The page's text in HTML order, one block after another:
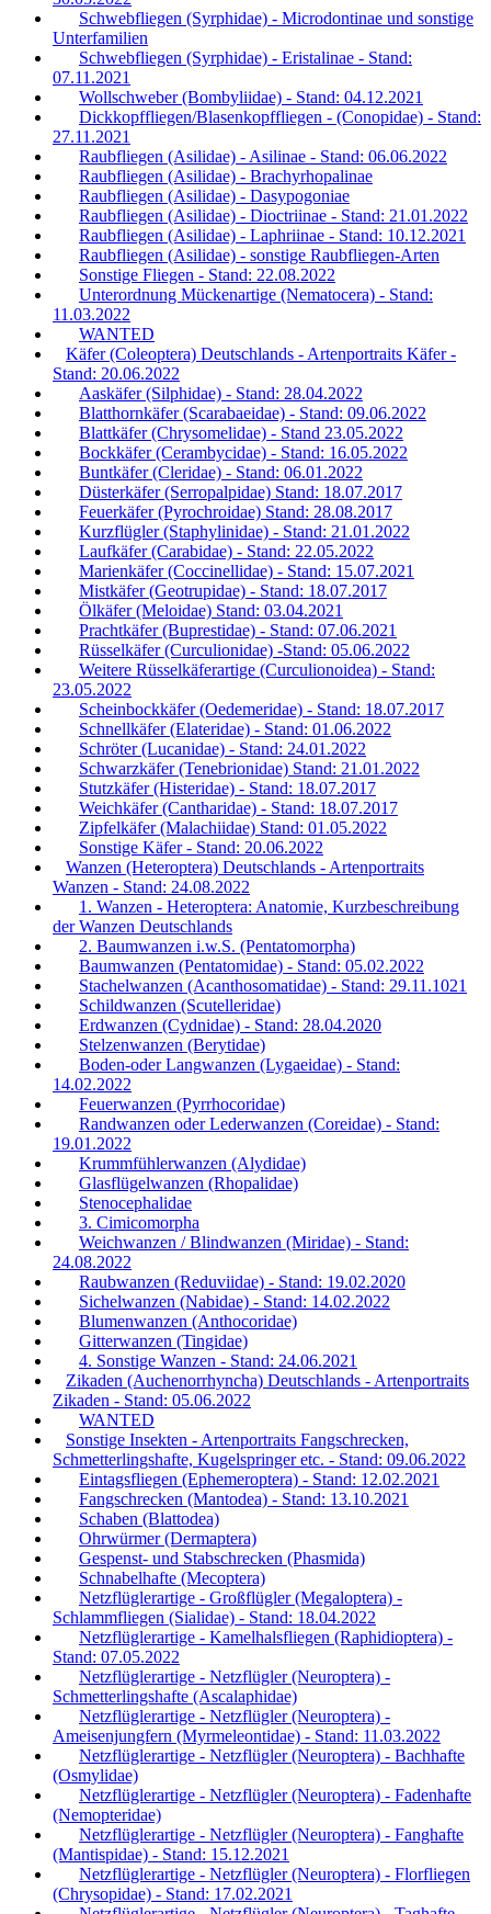
Schwebfliegen (Syrphidae) - Microdontinae und sonstige
Unterfamilien
Schwebfliegen (Syrphidae) - Eristalinae - Stand:
07.11.2021
Wollschweber (Bombyliidae) - Stand: 04.12.2021
Dickkopffliegen/Blasenkopffliegen - (Conopidae) - Stand:
27.11.2021
Raubfliegen (Asilidae) - Asilinae - Stand: 06.06.2022
Raubfliegen (Asilidae) - Brachyrhopalinae
Raubfliegen (Asilidae) - Dasypogoniae
Raubfliegen (Asilidae) - Dioctriinae - Stand: 21.01.2022
Raubfliegen (Asilidae) - Laphriinae - Stand: 10.12.2021
Raubfliegen (Asilidae) - sonstige Raubfliegen-Arten
Sonstige Fliegen - Stand: 22.08.2022
Unterordnung Mückenartige (Nematocera) - Stand:
11.03.2022
WANTED
Käfer (Coleoptera) Deutschlands - Artenportraits Käfer -
Stand: 20.06.2022
Aaskäfer (Silphidae) - Stand: 28.04.2022
Blatthornkäfer (Scarabaeidae) - Stand: 09.06.2022
Blattkäfer (Chrysomelidae) - Stand 23.05.2022
Bockkäfer (Cerambycidae) - Stand: 16.05.2022
Buntkäfer (Cleridae) - Stand: 06.01.2022
Düsterkäfer (Serropalpidae) Stand: 18.07.2017
Feuerkäfer (Pyrochroidae) Stand: 28.08.2017
Kurzflügler (Staphylinidae) - Stand: 21.01.2022
Laufkäfer (Carabidae) - Stand: 22.05.2022
Marienkäfer (Coccinellidae) - Stand: 15.07.2021
Mistkäfer (Geotrupidae) - Stand: 18.07.2017
Ölkäfer (Meloidae) Stand: 03.04.2021
Prachtkäfer (Buprestidae) - Stand: 07.06.2021
Rüsselkäfer (Curculionidae) -Stand: 05.06.2022
Weitere Rüsselkäferartige (Curculionoidea) - Stand:
23.05.2022
Scheinbockkäfer (Oedemeridae) - Stand: 18.07.2017
Schnellkäfer (Elateridae) - Stand: 01.06.2022
Schröter (Lucanidae) - Stand: 24.01.2022
Schwarzkäfer (Tenebrionidae) Stand: 21.01.2022
Stutzkäfer (Histeridae) - Stand: 18.07.2017
Weichkäfer (Cantharidae) - Stand: 18.07.2017
Zipfelkäfer (Malachiidae) Stand: 01.05.2022
Sonstige Käfer - Stand: 20.06.2022
Wanzen (Heteroptera) Deutschlands - Artenportraits
Wanzen - Stand: 24.08.2022
1. Wanzen - Heteroptera: Anatomie, Kurzbeschreibung
der Wanzen Deutschlands
2. Baumwanzen i.w.S. (Pentatomorpha)
Baumwanzen (Pentatomidae) - Stand: 05.02.2022
Stachelwanzen (Acanthosomatidae) - Stand: 29.11.1021
Schildwanzen (Scutelleridae)
Erdwanzen (Cydnidae) - Stand: 28.04.2020
Stelzenwanzen (Berytidae)
Boden-oder Langwanzen (Lygaeidae) - Stand:
14.02.2022
Feuerwanzen (Pyrrhocoridae)
Randwanzen oder Lederwanzen (Coreidae) - Stand:
19.01.2022
Krummfühlerwanzen (Alydidae)
Glasflügelwanzen (Rhopalidae)
Stenocephalidae
3. Cimicomorpha
Weichwanzen / Blindwanzen (Miridae) - Stand:
24.08.2022
Raubwanzen (Reduviidae) - Stand: 19.02.2020
Sichelwanzen (Nabidae) - Stand: 14.02.2022
Blumenwanzen (Anthocoridae)
Gitterwanzen (Tingidae)
4. Sonstige Wanzen - Stand: 24.06.2021
Zikaden (Auchenorrhyncha) Deutschlands - Artenportraits
Zikaden - Stand: 05.06.2022
WANTED
Sonstige Insekten - Artenportraits Fangschrecken,
Schmetterlingshafte, Kugelspringer etc. - Stand: 09.06.2022
Eintagsfliegen (Ephemeroptera) - Stand: 12.02.2021
Fangschrecken (Mantodea) - Stand: 13.10.2021
Schaben (Blattodea)
Ohrwürmer (Dermaptera)
Gespenst- und Stabschrecken (Phasmida)
Schnabelhafte (Mecoptera)
Netzflüglerartige - Großflügler (Megaloptera) -
Schlammfliegen (Sialidae) - Stand: 18.04.2022
Netzflüglerartige - Kamelhalsfliegen (Raphidioptera) -
Stand: 07.05.2022
Netzflüglerartige - Netzflügler (Neuroptera) -
Schmetterlingshafte (Ascalaphidae)
Netzflüglerartige - Netzflügler (Neuroptera) -
Ameisenjungfern (Myrmeleontidae) - Stand: 11.03.2022
Netzflüglerartige - Netzflügler (Neuroptera) - Bachhafte
(Osmylidae)
Netzflüglerartige - Netzflügler (Neuroptera) - Fadenhafte
(Nemopteridae)
Netzflüglerartige - Netzflügler (Neuroptera) - Fanghafte
(Mantispidae) - Stand: 15.12.2021
Netzflüglerartige - Netzflügler (Neuroptera) - Florfliegen
(Chrysopidae) - Stand: 17.02.2021